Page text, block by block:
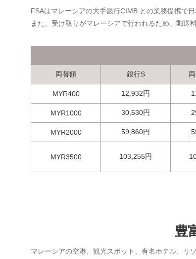
FSAはマレーシアの大手銀行CIMB との業務提携で
また、受け取りがマレーシアで行われるため、郵送
両替額 銀行S
MYR400 12,932円
MYR1000 30,530円
MYR2000 59,860円
MYR3500 103,255円
豊
マレーシアの空港、観光スポット、有名ホテル、リ